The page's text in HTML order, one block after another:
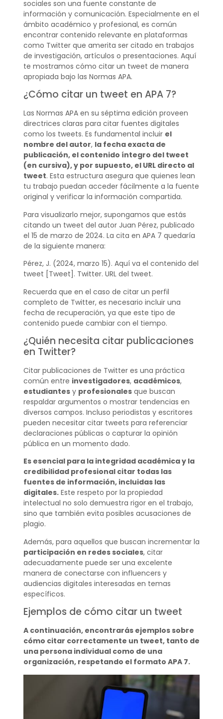
sociales son una fuente constante de
información y comunicación. Especialmente en el
ámbito académico y profesional, es común
encontrar contenido relevante en plataformas
como Twitter que amerita ser citado en trabajos
de investigación, artículos o presentaciones. Aquí
te mostramos cómo citar un tweet de manera
apropiada bajo las Normas APA.
¿Cómo citar un tweet en APA 7?
Las Normas APA en su séptima edición proveen
directrices claras para citar fuentes digitales
como los tweets. Es fundamental incluir el
nombre del autor, la fecha exacta de
publicación, el contenido íntegro del tweet
(en cursiva), y por supuesto, el URL directo al
tweet. Esta estructura asegura que quienes lean
tu trabajo puedan acceder fácilmente a la fuente
original y verificar la información compartida.
Para visualizarlo mejor, supongamos que estás
citando un tweet del autor Juan Pérez, publicado
el 15 de marzo de 2024. La cita en APA 7 quedaría
de la siguiente manera:
Pérez, J. (2024, marzo 15). Aquí va el contenido del
tweet [Tweet]. Twitter. URL del tweet.
Recuerda que en el caso de citar un perfil
completo de Twitter, es necesario incluir una
fecha de recuperación, ya que este tipo de
contenido puede cambiar con el tiempo.
¿Quién necesita citar publicaciones
en Twitter?
Citar publicaciones de Twitter es una práctica
común entre investigadores, académicos,
estudiantesy profesionalesque buscan
respaldar argumentos o mostrar tendencias en
diversos campos. Incluso periodistas y escritores
pueden necesitar citar tweets para referenciar
declaraciones públicas o capturar la opinión
pública en un momento dado.
Es esencial para la integridad académica y la
credibilidad profesional citar todas las
fuentes de información, incluidas las
digitales.Este respeto por la propiedad
intelectual no solo demuestra rigor en el trabajo,
sino que también evita posibles acusaciones de
plagio.
Además, para aquellos que buscan incrementar la
participación en redes sociales, citar
adecuadamente puede ser una excelente
manera de conectarse con influencers y
audiencias digitales interesadas en temas
específicos.
Ejemplos de cómo citar un tweet
A continuación, encontrarás ejemplos sobre
cómo citar correctamente un tweet, tanto de
una persona individual como de una
organización, respetando el formato APA 7.